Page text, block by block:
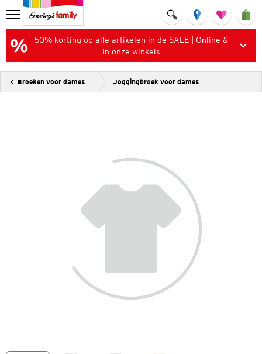
50% korting op alle artikelen in de SALE | Online &
in onze winkels
Broeken voor dames Joggingbroek voor dames